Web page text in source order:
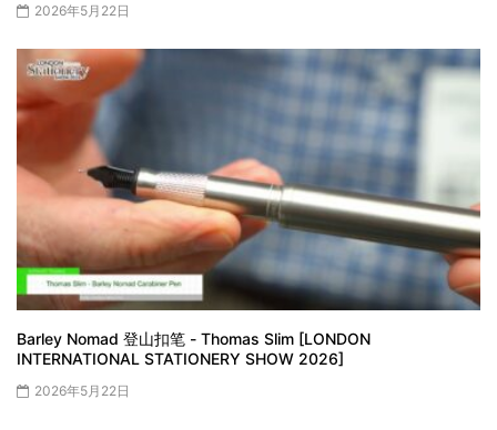
2026年5月22日
Barley Nomad 登山扣笔 - Thomas Slim [LONDON
INTERNATIONAL STATIONERY SHOW 2026]
2026年5月22日